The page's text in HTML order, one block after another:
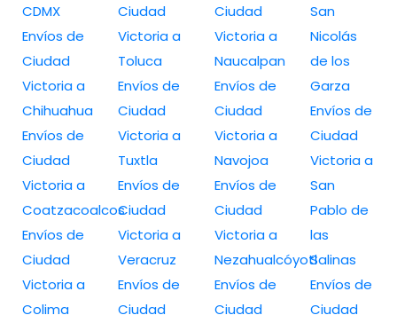
CDMX
Envíos de
Ciudad
Victoria a
Chihuahua
Envíos de
Ciudad
Victoria a
Coatzacoalcos
Envíos de
Ciudad
Victoria a
Colima
Ciudad
Victoria a
Toluca
Envíos de
Ciudad
Victoria a
Tuxtla
Envíos de
Ciudad
Victoria a
Veracruz
Envíos de
Ciudad
Ciudad
Victoria a
Naucalpan
Envíos de
Ciudad
Victoria a
Navojoa
Envíos de
Ciudad
Victoria a
Nezahualcóyotl
Envíos de
Ciudad
San
Nicolás
de los
Garza
Envíos de
Ciudad
Victoria a
San
Pablo de
las
Salinas
Envíos de
Ciudad